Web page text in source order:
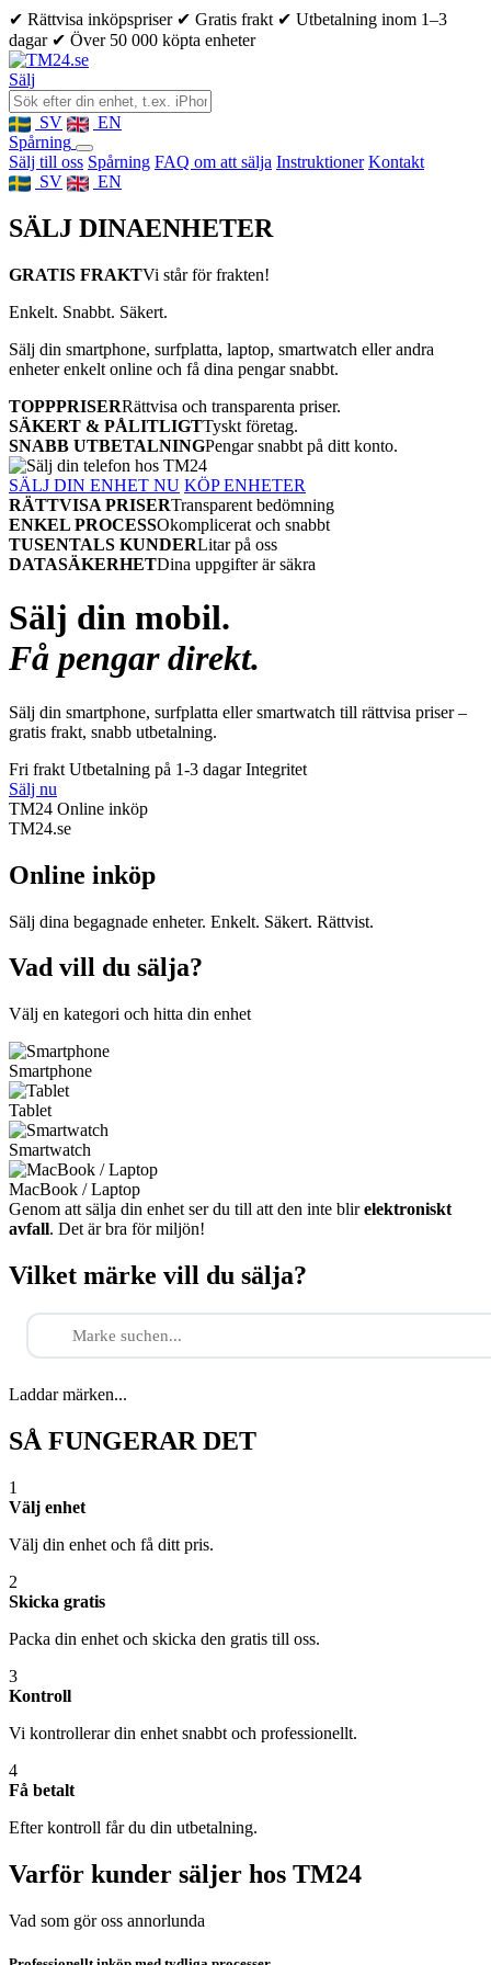
✔ Rättvisa inköpspriser ✔ Gratis frakt ✔ Utbetalning inom 1–3
dagar ✔ Över 50 000 köpta enheter
Sälj
SV
EN
Spårning
Sälj till oss Spårning FAQ om att sälja Instruktioner Kontakt
SV
EN
SÄLJ DINAENHETER
GRATIS FRAKTVi står för frakten!
Enkelt. Snabbt. Säkert.
Sälj din smartphone, surfplatta, laptop, smartwatch eller andra
enheter enkelt online och få dina pengar snabbt.
TOPPPRISERRättvisa och transparenta priser.
SÄKERT & PÅLITLIGTTyskt företag.
SNABB UTBETALNINGPengar snabbt på ditt konto.
SÄLJ DIN ENHET NU KÖP ENHETER
RÄTTVISA PRISERTransparent bedömning
ENKEL PROCESSOkomplicerat och snabbt
TUSENTALS KUNDERLitar på oss
DATASÄKERHETDina uppgifter är säkra
Sälj din mobil.
Få pengar direkt.
Sälj din smartphone, surfplatta eller smartwatch till rättvisa priser –
gratis frakt, snabb utbetalning.
Fri frakt Utbetalning på 1-3 dagar Integritet
Sälj nu
TM24 Online inköp
TM24.se
Online inköp
Sälj dina begagnade enheter. Enkelt. Säkert. Rättvist.
Vad vill du sälja?
Välj en kategori och hitta din enhet
Smartphone
Tablet
Smartwatch
MacBook / Laptop
Genom att sälja din enhet ser du till att den inte blirelektroniskt
avfall. Det är bra för miljön!
Vilket märke vill du sälja?
Laddar märken...
SÅ FUNGERAR DET
1
Välj enhet
Välj din enhet och få ditt pris.
2
Skicka gratis
Packa din enhet och skicka den gratis till oss.
3
Kontroll
Vi kontrollerar din enhet snabbt och professionellt.
4
Få betalt
Efter kontroll får du din utbetalning.
Varför kunder säljer hos TM24
Vad som gör oss annorlunda